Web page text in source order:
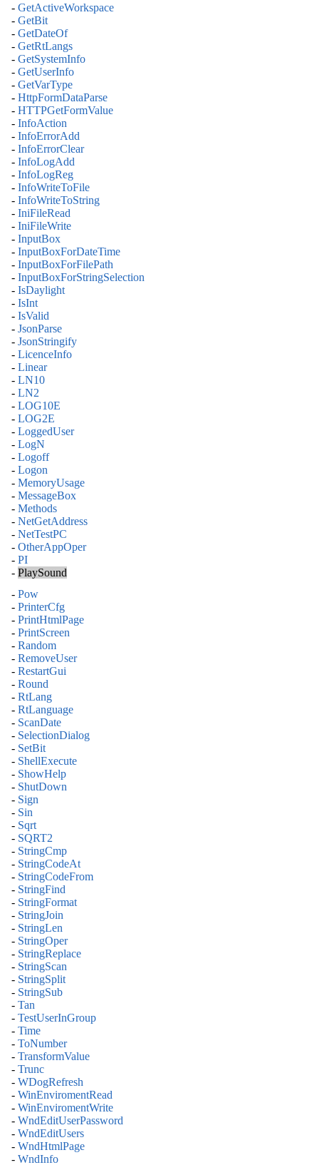
- GetActiveWorkspace
- GetBit
- GetDateOf
- GetRtLangs
- GetSystemInfo
- GetUserInfo
- GetVarType
- HttpFormDataParse
- HTTPGetFormValue
- InfoAction
- InfoErrorAdd
- InfoErrorClear
- InfoLogAdd
- InfoLogReg
- InfoWriteToFile
- InfoWriteToString
- IniFileRead
- IniFileWrite
- InputBox
- InputBoxForDateTime
- InputBoxForFilePath
- InputBoxForStringSelection
- IsDaylight
- IsInt
- IsValid
- JsonParse
- JsonStringify
- LicenceInfo
- Linear
- LN10
- LN2
- LOG10E
- LOG2E
- LoggedUser
- LogN
- Logoff
- Logon
- MemoryUsage
- MessageBox
- Methods
- NetGetAddress
- NetTestPC
- OtherAppOper
- PI
- PlaySound
- Pow
- PrinterCfg
- PrintHtmlPage
- PrintScreen
- Random
- RemoveUser
- RestartGui
- Round
- RtLang
- RtLanguage
- ScanDate
- SelectionDialog
- SetBit
- ShellExecute
- ShowHelp
- ShutDown
- Sign
- Sin
- Sqrt
- SQRT2
- StringCmp
- StringCodeAt
- StringCodeFrom
- StringFind
- StringFormat
- StringJoin
- StringLen
- StringOper
- StringReplace
- StringScan
- StringSplit
- StringSub
- Tan
- TestUserInGroup
- Time
- ToNumber
- TransformValue
- Trunc
- WDogRefresh
- WinEnviromentRead
- WinEnviromentWrite
- WndEditUserPassword
- WndEditUsers
- WndHtmlPage
- WndInfo